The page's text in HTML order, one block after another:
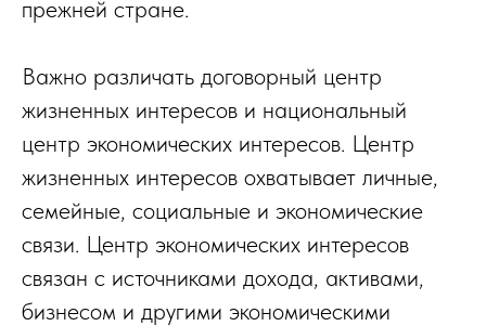
прежней стране.
Важно различать договорный центр
жизненных интересов и национальный
центр экономических интересов. Центр
жизненных интересов охватывает личные,
семейные, социальные и экономические
связи. Центр экономических интересов
связан с источниками дохода, активами,
бизнесом и другими экономическими